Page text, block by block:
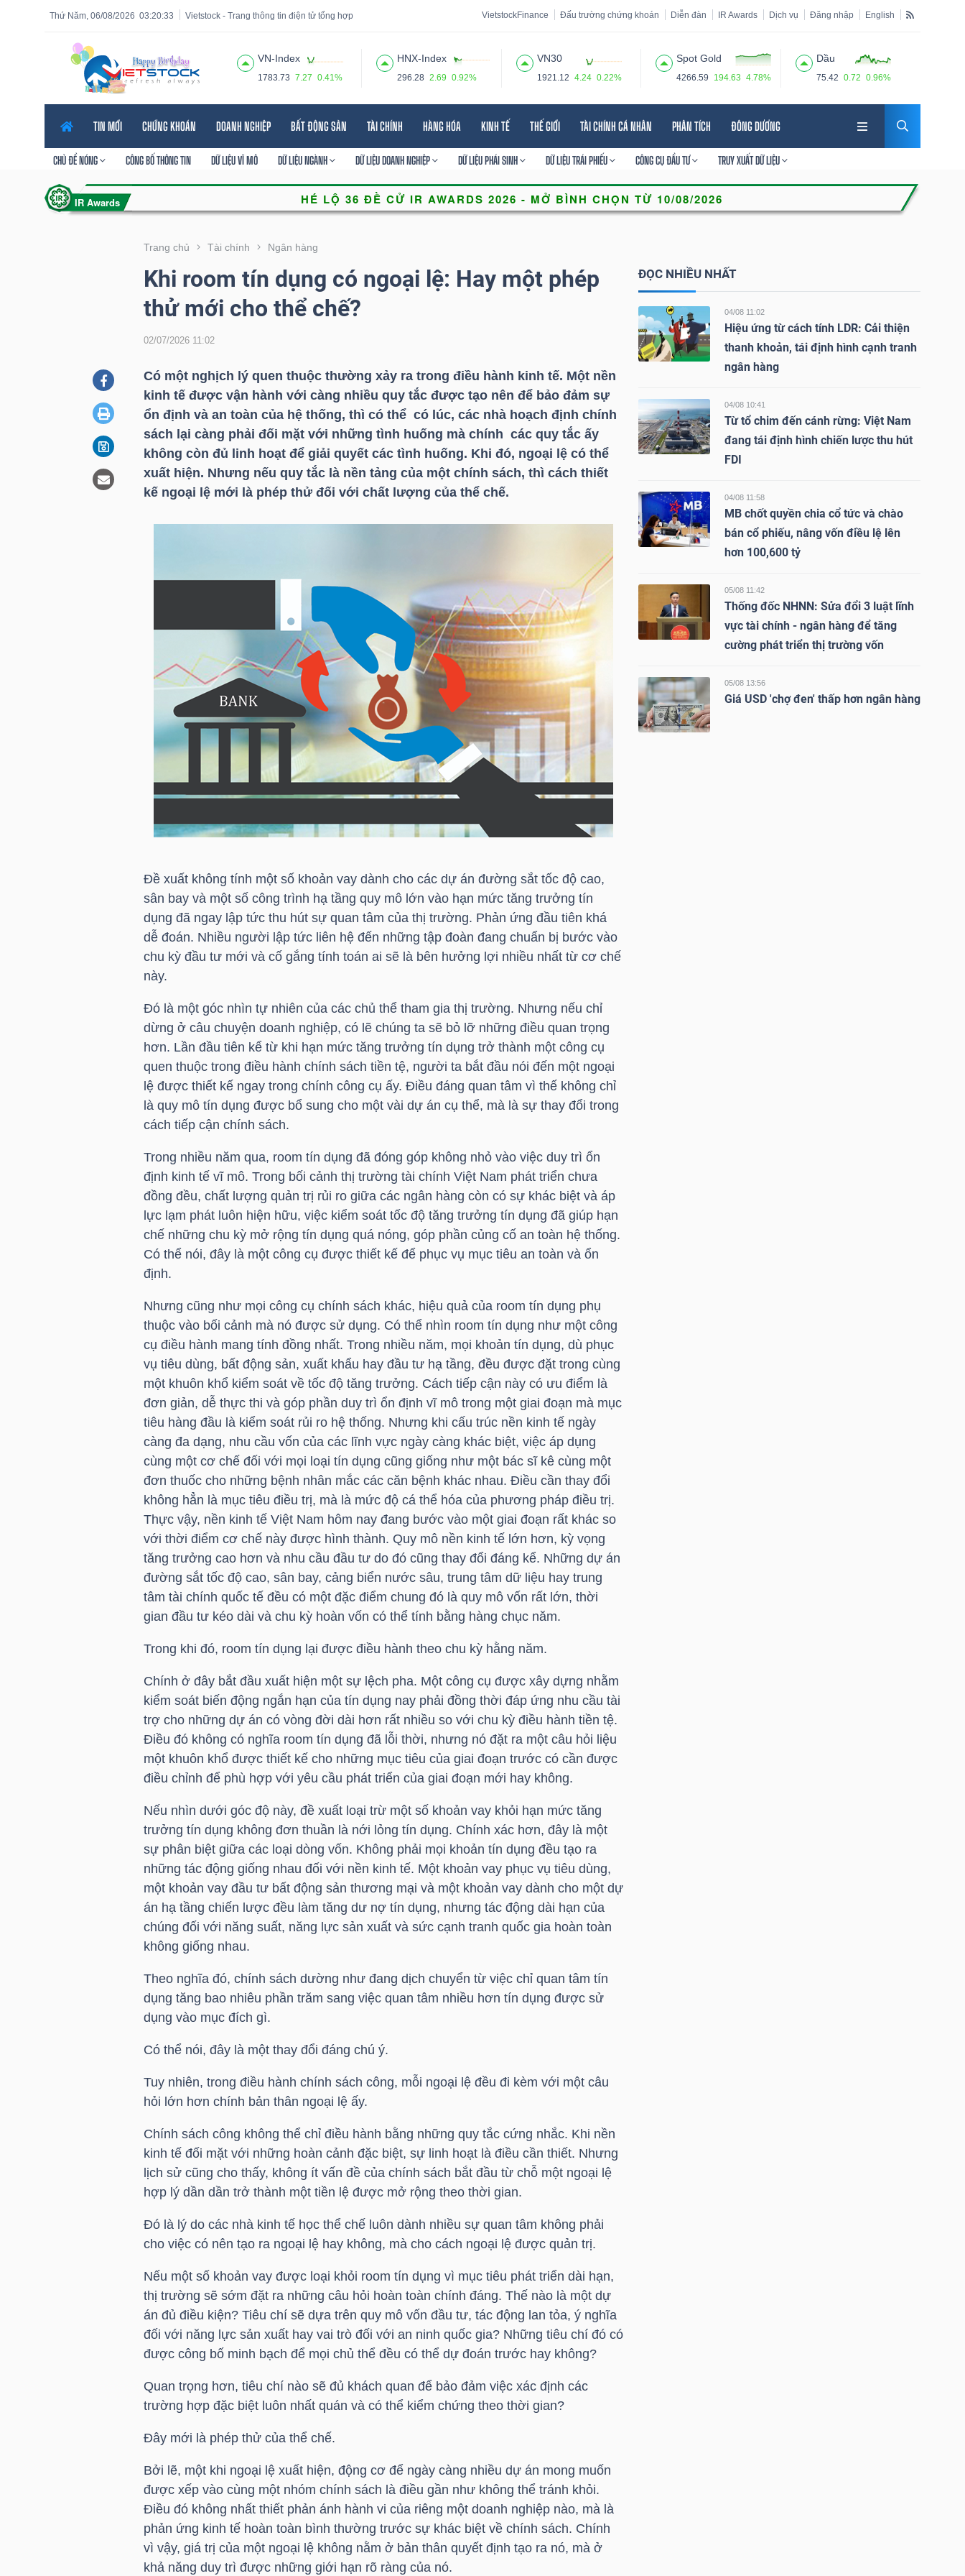
03:20:35
Thứ Năm, 06/08/2026 Vietstock - Trang thông tin điện tử tổng hợp VietstockFinance Đấu trường chứng khoán Diễn đàn IR Awards Dịch vụ Đăng nhập English
VN-Index
1783.73 7.27 0.41%
HNX-Index
296.28 2.69 0.92%
VN30
1921.12 4.24 0.22%
Spot Gold
4266.59 194.63 4.78%
Dầu
75.42 0.72 0.96%
TIN MỚI CHỨNG KHOÁN DOANH NGHIỆP BẤT ĐỘNG SẢN TÀI CHÍNH HÀNG HÓA KINH TẾ THẾ GIỚI TÀI CHÍNH CÁ NHÂN PHÂN TÍCH ĐÔNG DƯƠNG
CHỦ ĐỀ NÓNG CÔNG BỐ THÔNG TIN DỮ LIỆU VĨ MÔ DỮ LIỆU NGÀNH DỮ LIỆU DOANH NGHIỆP DỮ LIỆU PHÁI SINH DỮ LIỆU TRÁI PHIẾU CÔNG CỤ ĐẦU TƯ TRUY XUẤT DỮ LIỆU
Trang chủ Tài chính Ngân hàng
Khi room tín dụng có ngoại lệ: Hay một phép
thử mới cho thể chế?
02/07/2026 11:02
Có một nghịch lý quen thuộc thường xảy ra trong điều hành kinh tế. Một nền
kinh tế được vận hành với càng nhiều quy tắc được tạo nên để bảo đảm sự
ổn định và an toàn của hệ thống, thì có thể có lúc, các nhà hoạch định chính
sách lại càng phải đối mặt với những tình huống mà chính các quy tắc ấy
không còn đủ linh hoạt để giải quyết các tình huống. Khi đó, ngoại lệ có thể
xuất hiện. Nhưng nếu quy tắc là nền tảng của một chính sách, thì cách thiết
kế ngoại lệ mới là phép thử đối với chất lượng của thể chế.
Đề xuất không tính một số khoản vay dành cho các dự án đường sắt tốc độ cao,
sân bay và một số công trình hạ tầng quy mô lớn vào hạn mức tăng trưởng tín
dụng đã ngay lập tức thu hút sự quan tâm của thị trường. Phản ứng đầu tiên khá
dễ đoán. Nhiều người lập tức liên hệ đến những tập đoàn đang chuẩn bị bước vào
chu kỳ đầu tư mới và cố gắng tính toán ai sẽ là bên hưởng lợi nhiều nhất từ cơ chế
này.
Đó là một góc nhìn tự nhiên của các chủ thể tham gia thị trường. Nhưng nếu chỉ
dừng ở câu chuyện doanh nghiệp, có lẽ chúng ta sẽ bỏ lỡ những điều quan trọng
hơn. Lần đầu tiên kể từ khi hạn mức tăng trưởng tín dụng trở thành một công cụ
quen thuộc trong điều hành chính sách tiền tệ, người ta bắt đầu nói đến một ngoại
lệ được thiết kế ngay trong chính công cụ ấy. Điều đáng quan tâm vì thế không chỉ
là quy mô tín dụng được bổ sung cho một vài dự án cụ thể, mà là sự thay đổi trong
cách tiếp cận chính sách.
Trong nhiều năm qua, room tín dụng đã đóng góp không nhỏ vào việc duy trì ổn
định kinh tế vĩ mô. Trong bối cảnh thị trường tài chính Việt Nam phát triển chưa
đồng đều, chất lượng quản trị rủi ro giữa các ngân hàng còn có sự khác biệt và áp
lực lạm phát luôn hiện hữu, việc kiểm soát tốc độ tăng trưởng tín dụng đã giúp hạn
chế những chu kỳ mở rộng tín dụng quá nóng, góp phần củng cố an toàn hệ thống.
Có thể nói, đây là một công cụ được thiết kế để phục vụ mục tiêu an toàn và ổn
định.
Nhưng cũng như mọi công cụ chính sách khác, hiệu quả của room tín dụng phụ
thuộc vào bối cảnh mà nó được sử dụng. Có thể nhìn room tín dụng như một công
cụ điều hành mang tính đồng nhất. Trong nhiều năm, mọi khoản tín dụng, dù phục
vụ tiêu dùng, bất động sản, xuất khẩu hay đầu tư hạ tầng, đều được đặt trong cùng
một khuôn khổ kiểm soát về tốc độ tăng trưởng. Cách tiếp cận này có ưu điểm là
đơn giản, dễ thực thi và góp phần duy trì ổn định vĩ mô trong một giai đoạn mà mục
tiêu hàng đầu là kiểm soát rủi ro hệ thống. Nhưng khi cấu trúc nền kinh tế ngày
càng đa dạng, nhu cầu vốn của các lĩnh vực ngày càng khác biệt, việc áp dụng
cùng một cơ chế đối với mọi loại tín dụng cũng giống như một bác sĩ kê cùng một
đơn thuốc cho những bệnh nhân mắc các căn bệnh khác nhau. Điều cần thay đổi
không hẳn là mục tiêu điều trị, mà là mức độ cá thể hóa của phương pháp điều trị.
Thực vậy, nền kinh tế Việt Nam hôm nay đang bước vào một giai đoạn rất khác so
với thời điểm cơ chế này được hình thành. Quy mô nền kinh tế lớn hơn, kỳ vọng
tăng trưởng cao hơn và nhu cầu đầu tư do đó cũng thay đổi đáng kể. Những dự án
đường sắt tốc độ cao, sân bay, cảng biển nước sâu, trung tâm dữ liệu hay trung
tâm tài chính quốc tế đều có một đặc điểm chung đó là quy mô vốn rất lớn, thời
gian đầu tư kéo dài và chu kỳ hoàn vốn có thể tính bằng hàng chục năm.
Trong khi đó, room tín dụng lại được điều hành theo chu kỳ hằng năm.
Chính ở đây bắt đầu xuất hiện một sự lệch pha. Một công cụ được xây dựng nhằm
kiểm soát biến động ngắn hạn của tín dụng nay phải đồng thời đáp ứng nhu cầu tài
trợ cho những dự án có vòng đời dài hơn rất nhiều so với chu kỳ điều hành tiền tệ.
Điều đó không có nghĩa room tín dụng đã lỗi thời, nhưng nó đặt ra một câu hỏi liệu
một khuôn khổ được thiết kế cho những mục tiêu của giai đoạn trước có cần được
điều chỉnh để phù hợp với yêu cầu phát triển của giai đoạn mới hay không.
Nếu nhìn dưới góc độ này, đề xuất loại trừ một số khoản vay khỏi hạn mức tăng
trưởng tín dụng không đơn thuần là nới lỏng tín dụng. Chính xác hơn, đây là một
sự phân biệt giữa các loại dòng vốn. Không phải mọi khoản tín dụng đều tạo ra
những tác động giống nhau đối với nền kinh tế. Một khoản vay phục vụ tiêu dùng,
một khoản vay đầu tư bất động sản thương mại và một khoản vay dành cho một dự
án hạ tầng chiến lược đều làm tăng dư nợ tín dụng, nhưng tác động dài hạn của
chúng đối với năng suất, năng lực sản xuất và sức cạnh tranh quốc gia hoàn toàn
không giống nhau.
Theo nghĩa đó, chính sách dường như đang dịch chuyển từ việc chỉ quan tâm tín
dụng tăng bao nhiêu phần trăm sang việc quan tâm nhiều hơn tín dụng được sử
dụng vào mục đích gì.
Có thể nói, đây là một thay đổi đáng chú ý.
Tuy nhiên, trong điều hành chính sách công, mỗi ngoại lệ đều đi kèm với một câu
hỏi lớn hơn chính bản thân ngoại lệ ấy.
Chính sách công không thể chỉ điều hành bằng những quy tắc cứng nhắc. Khi nền
kinh tế đối mặt với những hoàn cảnh đặc biệt, sự linh hoạt là điều cần thiết. Nhưng
lịch sử cũng cho thấy, không ít vấn đề của chính sách bắt đầu từ chỗ một ngoại lệ
hợp lý dần dần trở thành một tiền lệ được mở rộng theo thời gian.
Đó là lý do các nhà kinh tế học thể chế luôn dành nhiều sự quan tâm không phải
cho việc có nên tạo ra ngoại lệ hay không, mà cho cách ngoại lệ được quản trị.
Nếu một số khoản vay được loại khỏi room tín dụng vì mục tiêu phát triển dài hạn,
thị trường sẽ sớm đặt ra những câu hỏi hoàn toàn chính đáng. Thế nào là một dự
án đủ điều kiện? Tiêu chí sẽ dựa trên quy mô vốn đầu tư, tác động lan tỏa, ý nghĩa
đối với năng lực sản xuất hay vai trò đối với an ninh quốc gia? Những tiêu chí đó có
được công bố minh bạch để mọi chủ thể đều có thể dự đoán trước hay không?
Quan trọng hơn, tiêu chí nào sẽ đủ khách quan để bảo đảm việc xác định các
trường hợp đặc biệt luôn nhất quán và có thể kiểm chứng theo thời gian?
Đây mới là phép thử của thể chế.
Bởi lẽ, một khi ngoại lệ xuất hiện, động cơ để ngày càng nhiều dự án mong muốn
được xếp vào cùng một nhóm chính sách là điều gần như không thể tránh khỏi.
Điều đó không nhất thiết phản ánh hành vi của riêng một doanh nghiệp nào, mà là
phản ứng kinh tế hoàn toàn bình thường trước sự khác biệt về chính sách. Chính
vì vậy, giá trị của một ngoại lệ không nằm ở bản thân quyết định tạo ra nó, mà ở
khả năng duy trì được những giới hạn rõ ràng của nó.
ĐỌC NHIỀU NHẤT
04/08 11:02
Hiệu ứng từ cách tính LDR: Cải thiện
thanh khoản, tái định hình cạnh tranh
ngân hàng
04/08 10:41
Từ tổ chim đến cánh rừng: Việt Nam
đang tái định hình chiến lược thu hút
FDI
04/08 11:58
MB chốt quyền chia cổ tức và chào
bán cổ phiếu, nâng vốn điều lệ lên
hơn 100,600 tỷ
05/08 11:42
Thống đốc NHNN: Sửa đổi 3 luật lĩnh
vực tài chính - ngân hàng để tăng
cường phát triển thị trường vốn
05/08 13:56
Giá USD 'chợ đen' thấp hơn ngân hàng
Tính năng
năng
VIETSTOCK